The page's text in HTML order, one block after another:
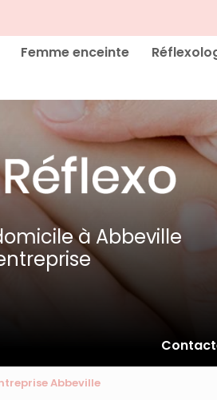
Femme enceinte
à Abbeville
Abbeville